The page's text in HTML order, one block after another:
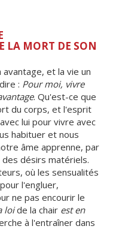
LA MORT DE SON
et la vie un
: Pour moi, vivre
. Qu'est-ce que
du corps, et l'esprit
lui pour vivre avec
habituer et nous
âme apprenne, par
désirs matériels.
où les sensualités
l'engluer,
ne pas encourir le
loide la chair est en
à l'entraîner dans